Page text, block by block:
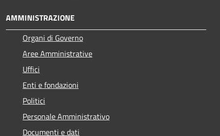
AMMINISTRAZIONE
Organi di Governo
Aree Amministrative
Uffici
Enti e fondazioni
Politici
Personale Amministrativo
Documenti e dati